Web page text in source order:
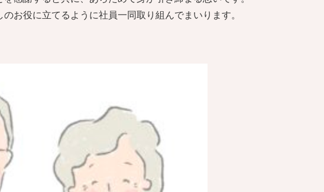
お役に立てるように社員一同取り組んでまいります。